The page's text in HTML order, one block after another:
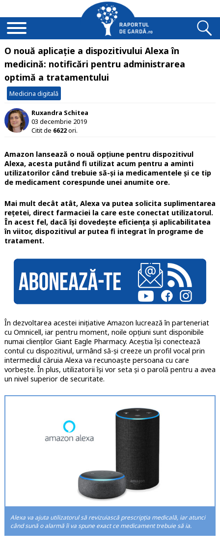
O nouă aplicație a dispozitivului Alexa în
medicină: notificări pentru administrarea
optimă a tratamentului
Medicina digitală
Ruxandra Schitea
03 decembrie 2019
Citit de 6622ori.
Amazon lansează o nouă opțiune pentru dispozitivul
Alexa, acesta putând fi utilizat acum pentru a aminti
utilizatorilor când trebuie să-și ia medicamentele și ce tip
de medicament corespunde unei anumite ore.
Mai mult decât atât, Alexa va putea solicita suplimentarea
rețetei, direct farmaciei la care este conectat utilizatorul.
În acest fel, dacă își dovedește eficiența și aplicabilitatea
în viitor, dispozitivul ar putea fi integrat în programe de
tratament.
În dezvoltarea acestei inițiative Amazon lucrează în parteneriat
cu Omnicell, iar pentru moment, noile opțiuni sunt disponibile
numai clienților Giant Eagle Pharmacy. Aceștia își conectează
contul cu dispozitivul, urmând să-și creeze un profil vocal prin
intermediul căruia Alexa va recunoaște persoana cu care
vorbește. În plus, utilizatorii își vor seta și o parolă pentru a avea
un nivel superior de securitate.
Alexa va ajuta utilizatorul să revizuiască prescripția medicală, iar atunci
când sună o alarmă îi va spune exact ce medicament trebuie să ia.